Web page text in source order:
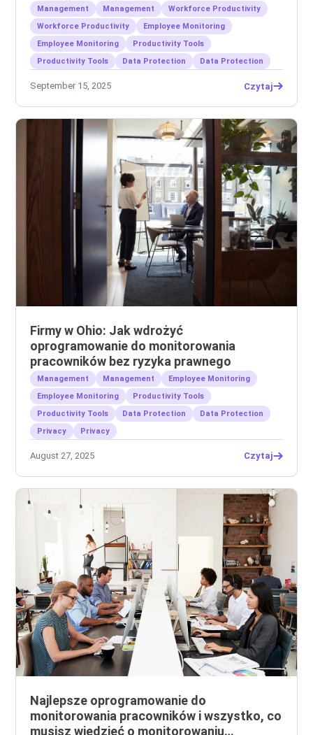
Management Management
Workforce Productivity
Workforce Productivity
Employee Monitoring
Employee Monitoring
Productivity Tools
Productivity Tools
Data Protection Data Protection
September 15, 2025 Czytaj
Firmy w Ohio: Jak wdrożyć
oprogramowanie do monitorowania
pracowników bez ryzyka prawnego
Management Management
Employee Monitoring
Employee Monitoring
Productivity Tools
Productivity Tools
Data Protection
Data Protection
Privacy
Privacy
August 27, 2025 Czytaj
Najlepsze oprogramowanie do
monitorowania pracowników i wszystko, co
musisz wiedzieć o monitorowaniu